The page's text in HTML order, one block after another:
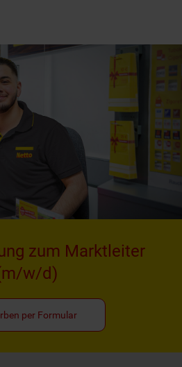
zum Marktleiter
w/d)
per Formular